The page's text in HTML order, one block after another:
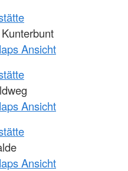
Ansicht
Ansicht
Ansicht